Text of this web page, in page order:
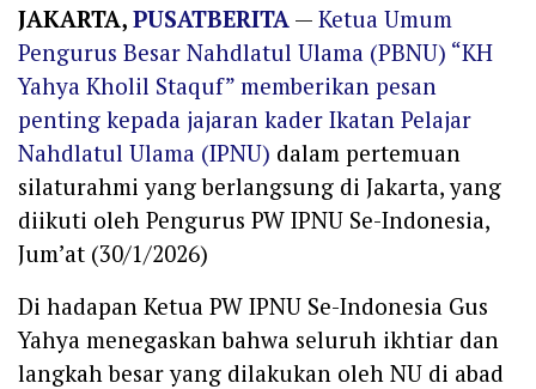
JAKARTA, PUSATBERITA — Ketua Umum
Pengurus Besar Nahdlatul Ulama (PBNU) “KH
Yahya Kholil Staquf” memberikan pesan
penting kepada jajaran kader Ikatan Pelajar
Nahdlatul Ulama (IPNU) dalam pertemuan
silaturahmi yang berlangsung di Jakarta, yang
diikuti oleh Pengurus PW IPNU Se-Indonesia,
Jum’at (30/1/2026)
Di hadapan Ketua PW IPNU Se-Indonesia Gus
Yahya menegaskan bahwa seluruh ikhtiar dan
langkah besar yang dilakukan oleh NU di abad